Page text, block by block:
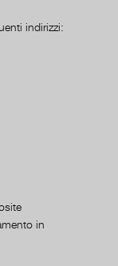
indirizzi:
in